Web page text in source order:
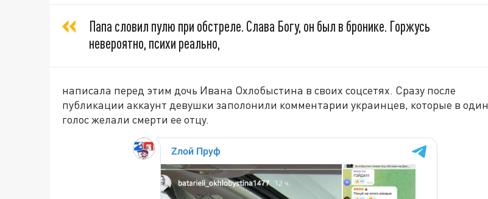
Папа словил пулю при обстреле. Слава Богу, он был в бронике. Горжусь
невероятно, психи реально,
написала перед этим дочь Ивана Охлобыстина в своих соцсетях. Сразу после
публикации аккаунт девушки заполонили комментарии украинцев, которые в один
голос желали смерти ее отцу.